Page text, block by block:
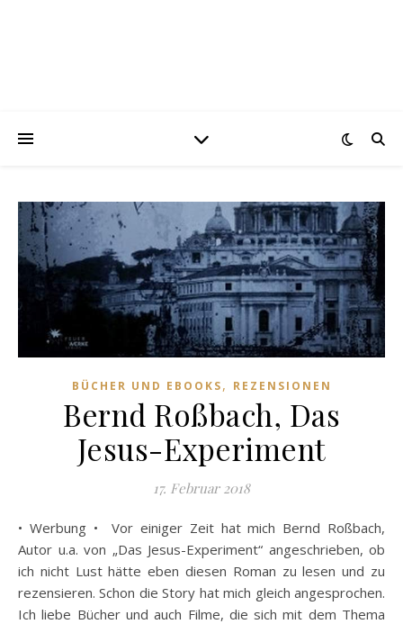
BÜCHER UND EBOOKS, REZENSIONEN
Bernd Roßbach, Das
Jesus-Experiment
17. Februar 2018
• Werbung • Vor einiger Zeit hat mich Bernd Roßbach,
Autor u.a. von „Das Jesus-Experiment“ angeschrieben, ob
ich nicht Lust hätte eben diesen Roman zu lesen und zu
rezensieren. Schon die Story hat mich gleich angesprochen.
Ich liebe Bücher und auch Filme, die sich mit dem Thema